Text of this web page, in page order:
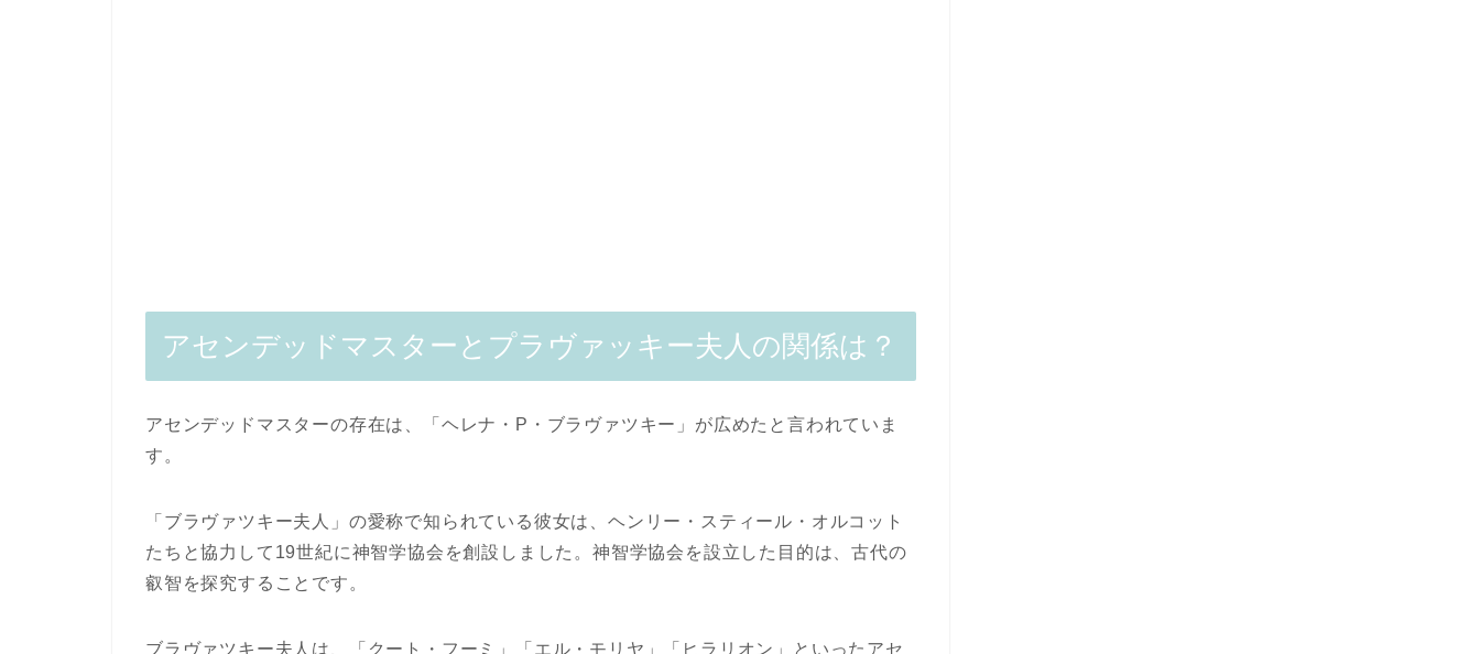
アセンデッドマスターとプラヴァッキー夫人の関係は？
アセンデッドマスターの存在は、「ヘレナ・P・ブラヴァツキー」が広めたと言われていま
す。
「ブラヴァツキー夫人」の愛称で知られている彼女は、ヘンリー・スティール・オルコット
たちと協力して19世紀に神智学協会を創設しました。神智学協会を設立した目的は、古代の
叡智を探究することです。
ブラヴァツキー夫人は、「クート・フーミ」「エル・モリヤ」「ヒラリオン」といったアセ